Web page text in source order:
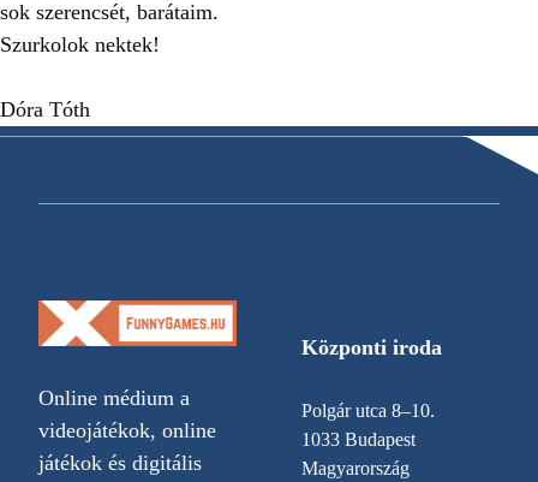
sok szerencsét, barátaim.
Szurkolok nektek!
Dóra Tóth
Online médium a
videojátékok, online
játékok és digitális
Központi iroda
Polgár utca 8–10.
1033 Budapest
Magyarország